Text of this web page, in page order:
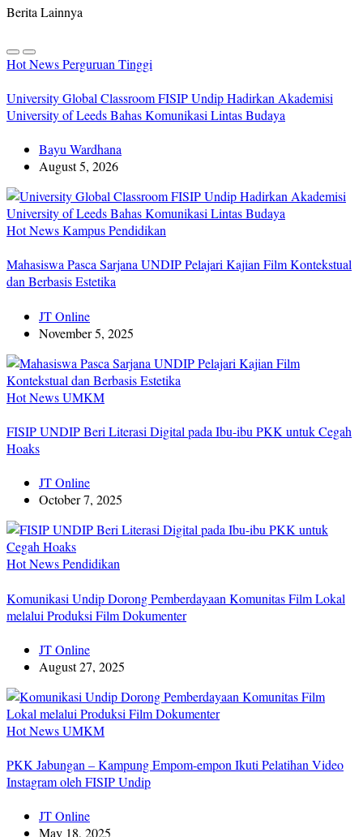
Berita Lainnya
Hot NewsPerguruan Tinggi
University Global Classroom FISIP Undip Hadirkan Akademisi
University of Leeds Bahas Komunikasi Lintas Budaya
Bayu Wardhana
August 5, 2026
Hot NewsKampusPendidikan
Mahasiswa Pasca Sarjana UNDIP Pelajari Kajian Film Kontekstual
dan Berbasis Estetika
JT Online
November 5, 2025
Hot NewsUMKM
FISIP UNDIP Beri Literasi Digital pada Ibu-ibu PKK untuk Cegah
Hoaks
JT Online
October 7, 2025
Hot NewsPendidikan
Komunikasi Undip Dorong Pemberdayaan Komunitas Film Lokal
melalui Produksi Film Dokumenter
JT Online
August 27, 2025
Hot NewsUMKM
PKK Jabungan – Kampung Empom-empon Ikuti Pelatihan Video
Instagram oleh FISIP Undip
JT Online
May 18, 2025